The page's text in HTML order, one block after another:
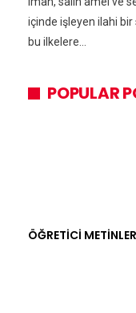
içinde işleyen ilahi
bu ilkelere…
POPULAR
ÖĞRETİCİ METİNLER